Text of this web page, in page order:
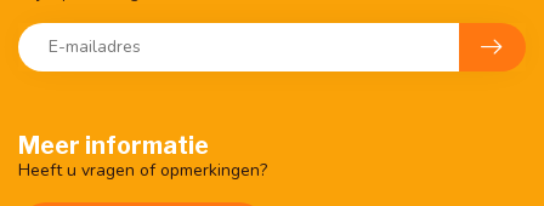
Meer informatie
Heeft u vragen of opmerkingen?